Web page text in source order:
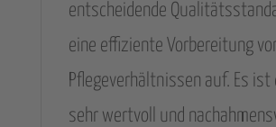
entscheidende
eine effiziente Vorbereitung
Pflegeverhältnissen auf. Es ist
sehr wertvoll und